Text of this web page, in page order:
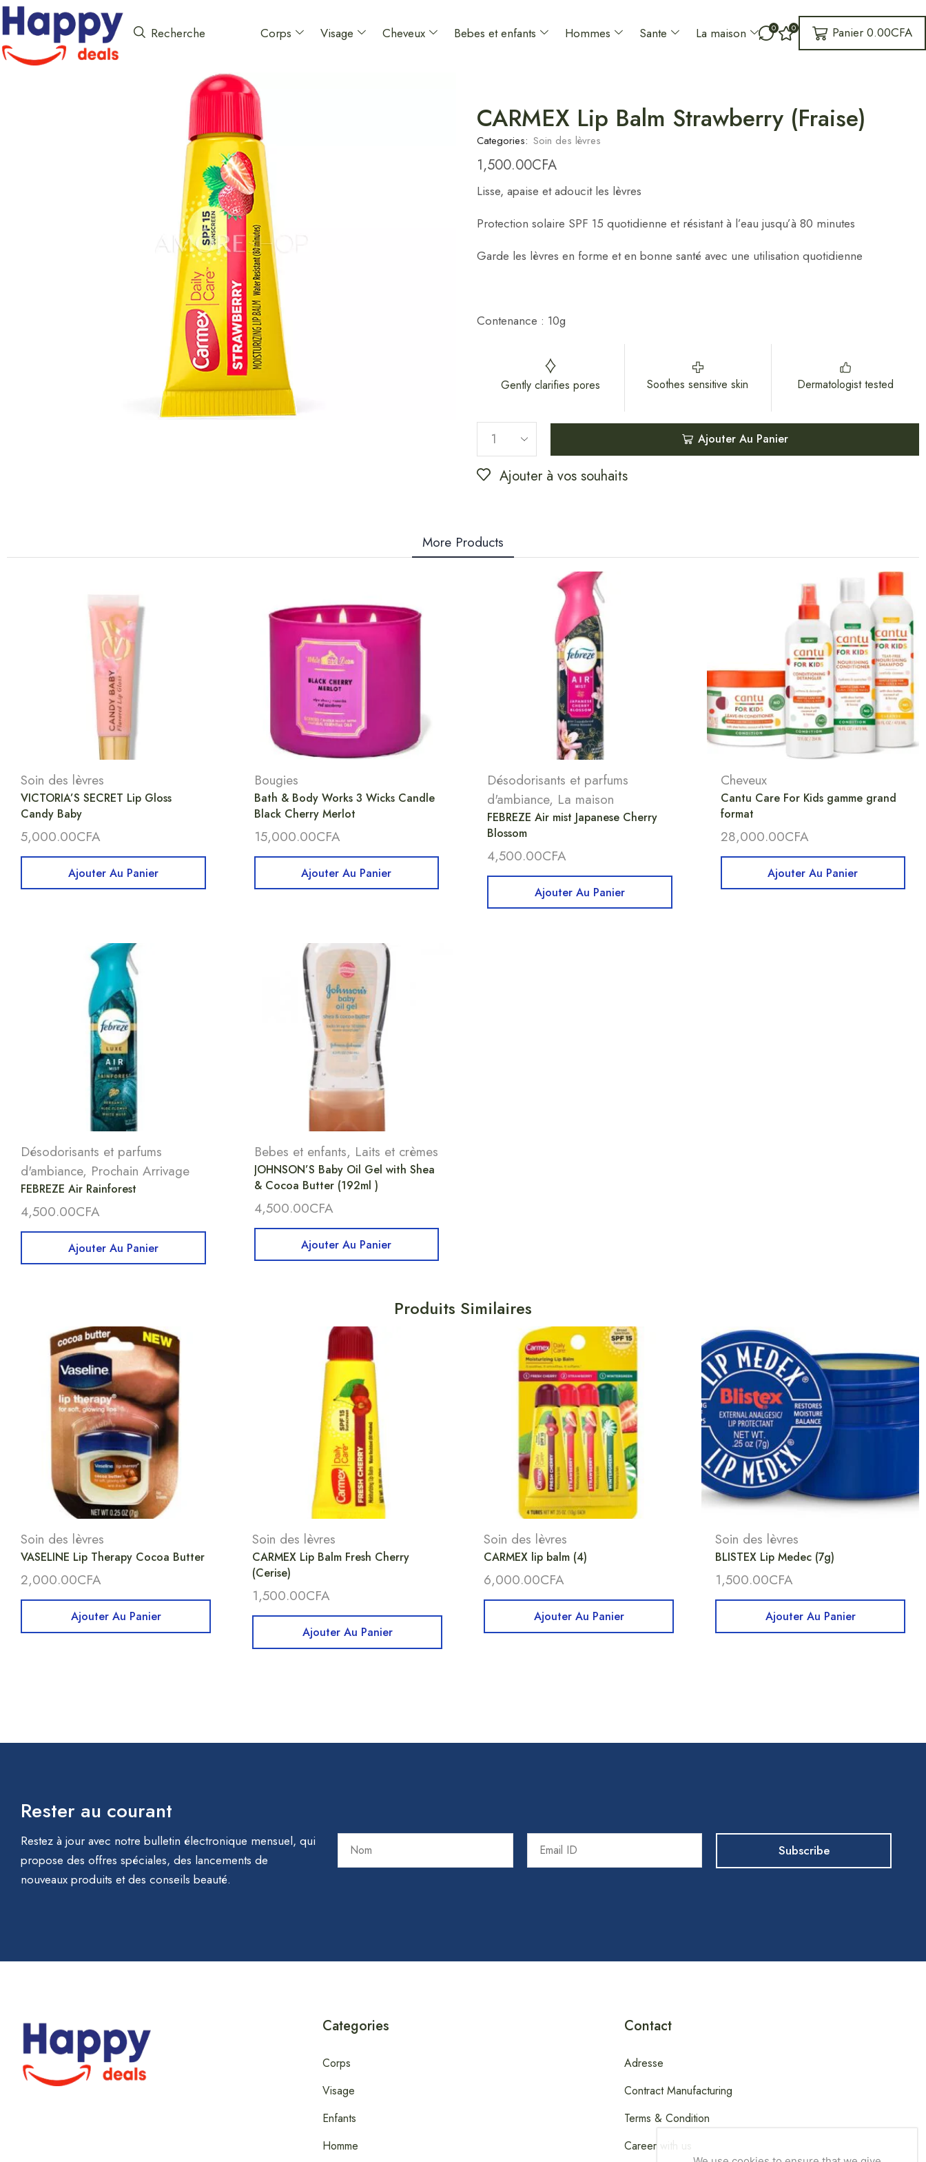
Recherche Corps Visage Cheveux Bebes et enfants Hommes Sante La maison 0 0 Panier 0.00CFA
CARMEX Lip Balm Strawberry (Fraise)
Categories: Soin des lèvres
1,500.00CFA
Lisse, apaise et adoucit les lèvres
Protection solaire SPF 15 quotidienne et résistant à l’eau jusqu’à 80 minutes
Garde les lèvres en forme et en bonne santé avec une utilisation quotidienne
Contenance : 10g
Gently clarifies pores Soothes sensitive skin Dermatologist tested
Ajouter Au Panier
Ajouter à vos souhaits
More Products
Soin des lèvres
VICTORIA’S SECRET Lip Gloss
Candy Baby
5,000.00CFA
Ajouter Au Panier
Bougies
Bath & Body Works 3 Wicks Candle
Black Cherry Merlot
15,000.00CFA
Ajouter Au Panier
Désodorisants et parfums
d'ambiance, La maison
FEBREZE Air mist Japanese Cherry
Blossom
4,500.00CFA
Ajouter Au Panier
Cheveux
Cantu Care For Kids gamme grand
format
28,000.00CFA
Ajouter Au Panier
Désodorisants et parfums
d'ambiance, Prochain Arrivage
FEBREZE Air Rainforest
4,500.00CFA
Ajouter Au Panier
Bebes et enfants, Laits et crèmes
JOHNSON’S Baby Oil Gel with Shea
& Cocoa Butter (192ml )
4,500.00CFA
Ajouter Au Panier
Produits Similaires
Soin des lèvres
VASELINE Lip Therapy Cocoa Butter
2,000.00CFA
Ajouter Au Panier
Soin des lèvres
CARMEX Lip Balm Fresh Cherry
(Cerise)
1,500.00CFA
Ajouter Au Panier
Soin des lèvres
CARMEX lip balm (4)
6,000.00CFA
Ajouter Au Panier
Soin des lèvres
BLISTEX Lip Medec (7g)
1,500.00CFA
Ajouter Au Panier
Rester au courant
Restez à jour avec notre bulletin électronique mensuel, qui
propose des offres spéciales, des lancements de
nouveaux produits et des conseils beauté.
Categories
Corps
Visage
Enfants
Homme
Contact
Adresse
Contract Manufacturing
Terms & Condition
Career with us